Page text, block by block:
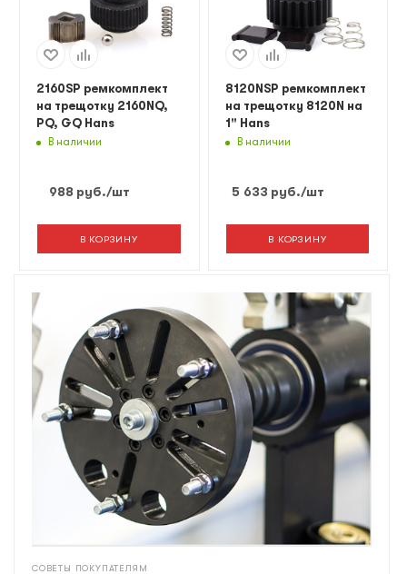
2160SP ремкомплект
на трещотку 2160NQ,
PQ, GQ Hans
В наличии
988 руб./шт
В КОРЗИНУ
8120NSP ремкомплект
на трещотку 8120N на
1" Hans
В наличии
5 633 руб./шт
В КОРЗИНУ
СОВЕТЫ ПОКУПАТЕЛЯМ